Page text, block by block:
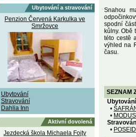
Ubytování a stravování
Penzion Červená Karkulka ve
Smržovce
Ubytování
Stravování
Dahlia Inn
Aktivní dovolená
Jezdecká škola Michaela Fojty
Snahou
spodní
kůlny.
této cestě
výhled na
času.
SEZNAM
Ubytování
•
•
•